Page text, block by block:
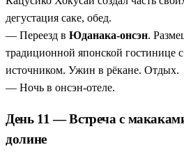
дегустация саке, обед.
— Переезд в Юданака-онсэн.
традиционной японской гостинице
источником. Ужин в рёкане. Отдых.
— Ночь в онсэн-отеле.
День 11 — Встреча с
долине